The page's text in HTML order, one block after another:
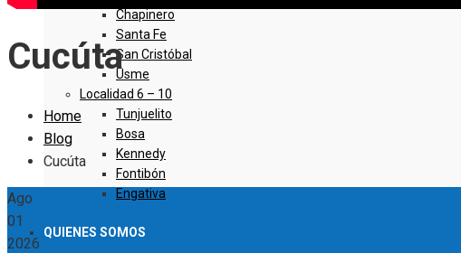
Chapinero
Santa Fe
San Cristóbal
Usme
Localidad 6 – 10
Tunjuelito
Bosa
Kennedy
Fontibón
Engativa
QUIENES SOMOS
Cucúta
Home
Blog
Cucúta
Ago
01
2026